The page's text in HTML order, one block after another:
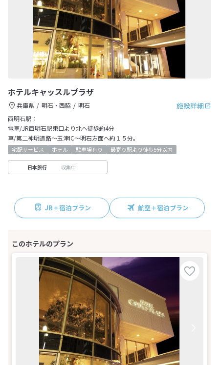
ホテルキャッスルプラザ
施設詳細
兵庫県 明石・西脇
明石
西明石駅：
電車/JR西明石駅東口より北へ徒歩約4分
車/第二神明道路～玉津IC～明石方面へ約１５分。
宅配サービス ホテル 駐車場有り 最寄り駅より徒歩5分以内
日本旅行 収集中
JR＋宿泊プラン 航空＋宿泊プラン